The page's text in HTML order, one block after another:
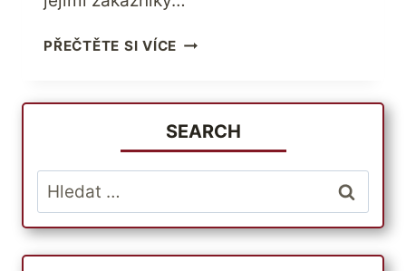
PŘEČTĚTE SI VÍCE ROZŠIŘTE
NA
MEZINÁRODNÍ
ÚROVNI
POMOCÍ
SLUŽEB
SEARCH
Vyhledávání